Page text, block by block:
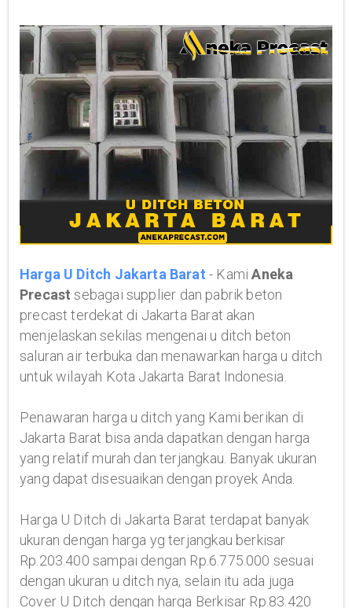
Harga U Ditch Jakarta Barat - KamiAneka
Precast sebagai supplier dan pabrik beton
precast terdekat di Jakarta Barat akan
menjelaskan sekilas mengenai u ditch beton
saluran air terbuka dan menawarkan harga u ditch
untuk wilayah Kota Jakarta Barat Indonesia.
Penawaran harga u ditch yang Kami berikan di
Jakarta Barat bisa anda dapatkan dengan harga
yang relatif murah dan terjangkau. Banyak ukuran
yang dapat disesuaikan dengan proyek Anda.
Harga U Ditch di Jakarta Barat terdapat banyak
ukuran dengan harga yg terjangkau berkisar
Rp.203.400 sampai dengan Rp.6.775.000 sesuai
dengan ukuran u ditch nya, selain itu ada juga
Cover U Ditch dengan harga Berkisar Rp.83.420